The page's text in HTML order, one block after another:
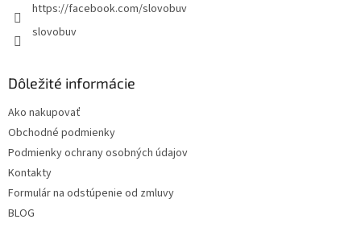
https://facebook.com/slovobuv
slovobuv
Dôležité informácie
Ako nakupovať
Obchodné podmienky
Podmienky ochrany osobných údajov
Kontakty
Formulár na odstúpenie od zmluvy
BLOG